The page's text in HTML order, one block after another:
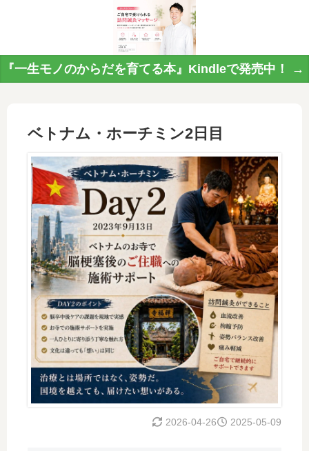
一生モノのからだを育てる本』Kindleで発売中！ →
ベトナム・ホーチミン2日目
2025-05-09
2026-04-26